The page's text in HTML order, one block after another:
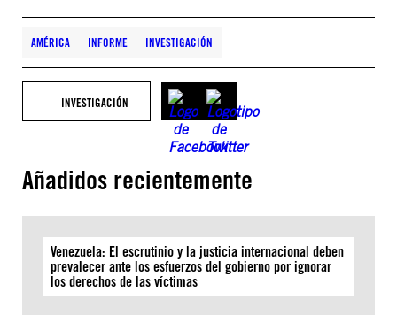
AMÉRICA INFORME INVESTIGACIÓN
INVESTIGACIÓN
Añadidos recientemente
Venezuela: El escrutinio y la justicia internacional deben
prevalecer ante los esfuerzos del gobierno por ignorar
los derechos de las víctimas